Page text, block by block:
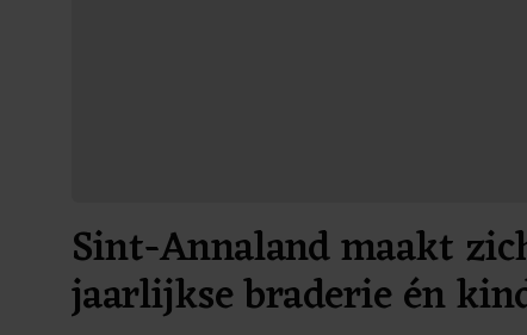
Sint-Annaland maakt
jaarlijkse braderie én